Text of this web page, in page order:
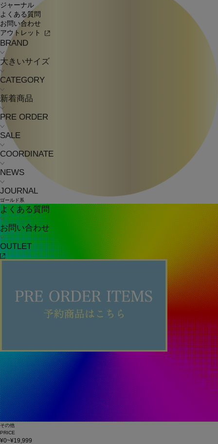
ジャーナル
よくある質問
お問い合わせ
アウトレット
BRAND
大きいサイズ
CATEGORY
新着商品
PRE ORDER
SALE
COORDINATE
NEWS
JOURNAL
よくある質問
お問い合わせ
OUTLET
ゴールド系
その他
PRICE
¥0~¥19,999